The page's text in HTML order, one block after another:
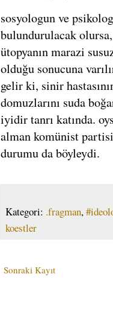
sosyologun ve
bulundurulacak
ütopyanın marazi
olduğu sonucuna
gelir ki, sinir
domuzlarını suda
iyidir tanrı katında.
alman komünist
durumu da böyleydi.
Kategori: .fragman,
koestler
Sonraki Kayıt